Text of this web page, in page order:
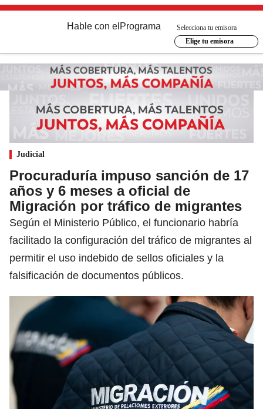
Hable con el Programa
Selecciona tu emisora
Elige tu emisora
Judicial
Procuraduría impuso sanción de 17
años y 6 meses a oficial de
Migración por tráfico de migrantes
Según el Ministerio Público, el funcionario habría
facilitado la configuración del tráfico de migrantes al
permitir el uso indebido de sellos oficiales y la
falsificación de documentos públicos.